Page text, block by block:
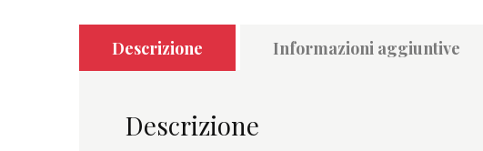
Descrizione Informazioni aggiuntive
Descrizione